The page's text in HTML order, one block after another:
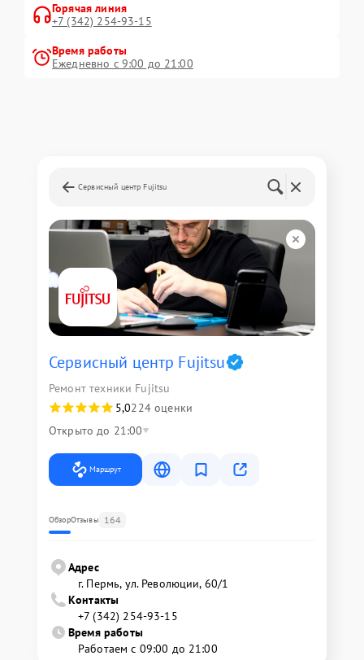
Горячая линия
+7 (342) 254-93-15
Время работы
Ежедневно с 9:00 до 21:00
Сервисный центр Fujitsu
Сервисный центр Fujitsu
Ремонт техники Fujitsu
5,0224 оценки
Открыто до 21:00
Маршрут
ОбзорОтзывы 164
Адрес
г. Пермь, ул. ​Революции, 60/1
Контакты
+7 (342) 254-93-15
Время работы
Работаем с 09:00 до 21:00